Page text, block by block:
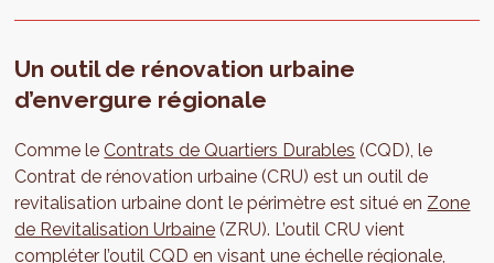
Un outil de rénovation urbaine
d’envergure régionale
Comme leContrats de Quartiers Durables (CQD), le
Contrat de rénovation urbaine (CRU) est un outil de
revitalisation urbaine dont le périmètre est situé en Zone
de Revitalisation Urbaine (ZRU). L’outil CRU vient
compléter l’outil CQD en visant une échelle régionale,